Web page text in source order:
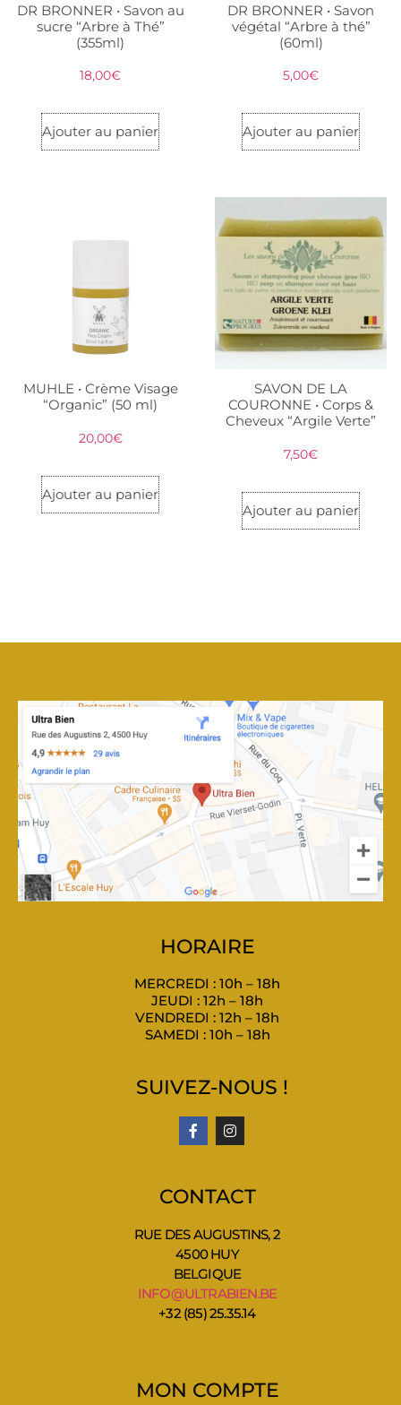
DR BRONNER • Savon au
sucre “Arbre à Thé”
(355ml)
18,00€
Ajouter au panier
DR BRONNER • Savon
végétal “Arbre à thé”
(60ml)
5,00€
Ajouter au panier
MUHLE • Crème Visage
“Organic” (50 ml)
20,00€
Ajouter au panier
SAVON DE LA
COURONNE • Corps &
Cheveux “Argile Verte”
7,50€
Ajouter au panier
HORAIRE
MERCREDI : 10h – 18h
JEUDI : 12h – 18h
VENDREDI : 12h – 18h
SAMEDI : 10h – 18h
SUIVEZ-NOUS !
CONTACT
RUE DES AUGUSTINS, 2
4500 HUY
BELGIQUE
INFO@ULTRABIEN.BE
+32 (85) 25.35.14
MON COMPTE